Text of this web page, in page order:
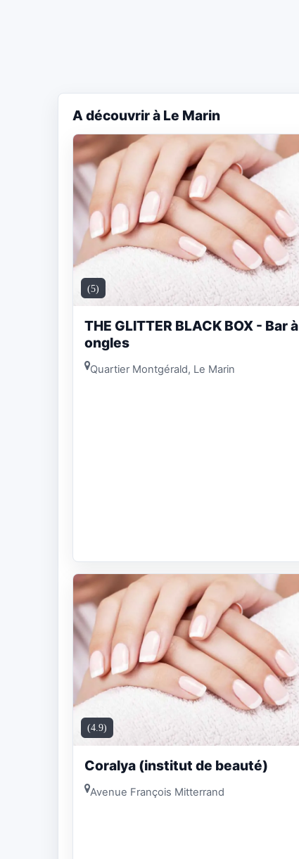
A découvrir à Le Marin
(5)
THE GLITTER BLACK BOX - Bar à
ongles
Quartier Montgérald, Le Marin
(4.9)
Coralya (institut de beauté)
Avenue François Mitterrand